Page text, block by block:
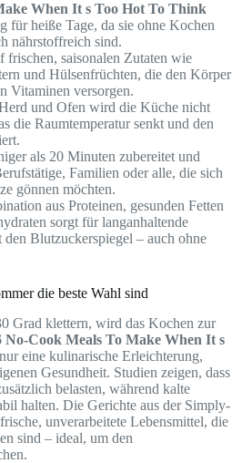
When It s Too Hot To Think
für heiße Tage, da sie ohne Kochen
nährstoffreich sind.
frischen, saisonalen Zutaten wie
und Hülsenfrüchten, die den Körper
Vitaminen versorgen.
und Ofen wird die Küche nicht
die Raumtemperatur senkt und den
als 20 Minuten zubereitet und
Familien oder alle, die sich
gönnen möchten.
aus Proteinen, gesunden Fetten
sorgt für langanhaltende
den Blutzuckerspiegel – auch ohne
die beste Wahl sind
Grad klettern, wird das Kochen zur
No-Cook Meals To Make When It s
eine kulinarische Erleichterung,
Gesundheit. Studien zeigen, dass
belasten, während kalte
halten. Die Gerichte aus der Simply-
unverarbeitete Lebensmittel, die
sind – ideal, um den